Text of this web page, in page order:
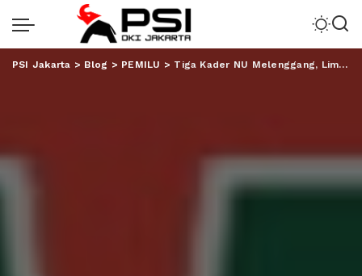
PSI Jakarta > Blog > PEMILU > Tiga Kader NU Melenggang, Lima Balon DPD Kurang Syarat